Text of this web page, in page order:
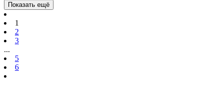
Показать ещё
1
2
3
...
5
6